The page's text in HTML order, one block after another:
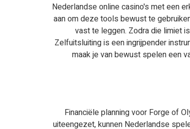
Nederlandse online casino's met een
aan om deze tools bewust te
vast te leggen. Zodra die limiet
Zelfuitsluiting is een ingrijpender
maak je van bewust spelen een
Financiële planning voor Forge of
uiteengezet, kunnen Nederlandse